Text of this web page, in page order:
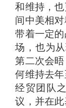
和维持，
间中美相
带着一定
场，也为
第二次会
何维持去
经贸团队
议，并在